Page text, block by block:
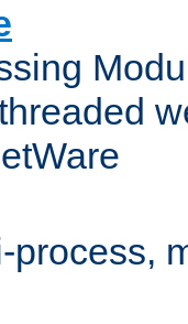
process,